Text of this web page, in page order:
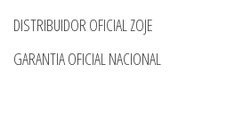
DISTRIBUIDOR OFICIAL ZOJE
GARANTIA OFICIAL NACIONAL